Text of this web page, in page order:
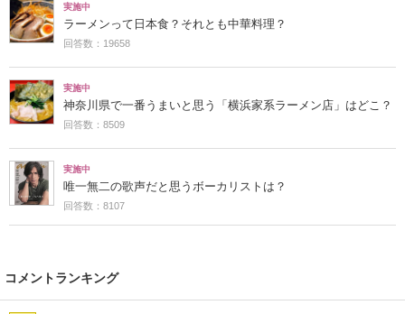
実施中
ラーメンって日本食？それとも中華料理？
回答数：19658
実施中
神奈川県で一番うまいと思う「横浜家系ラーメン店」はどこ？
回答数：8509
実施中
唯一無二の歌声だと思うボーカリストは？
回答数：8107
コメントランキング